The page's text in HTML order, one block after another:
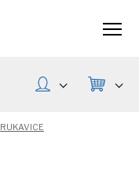
RUKAVICE